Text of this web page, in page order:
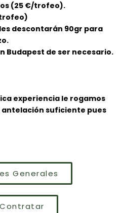
(25 €/trofeo).
trofeo)
descontarán 90gr para
Budapest de ser necesario.
experiencia le rogamos
suficiente pues
Generales